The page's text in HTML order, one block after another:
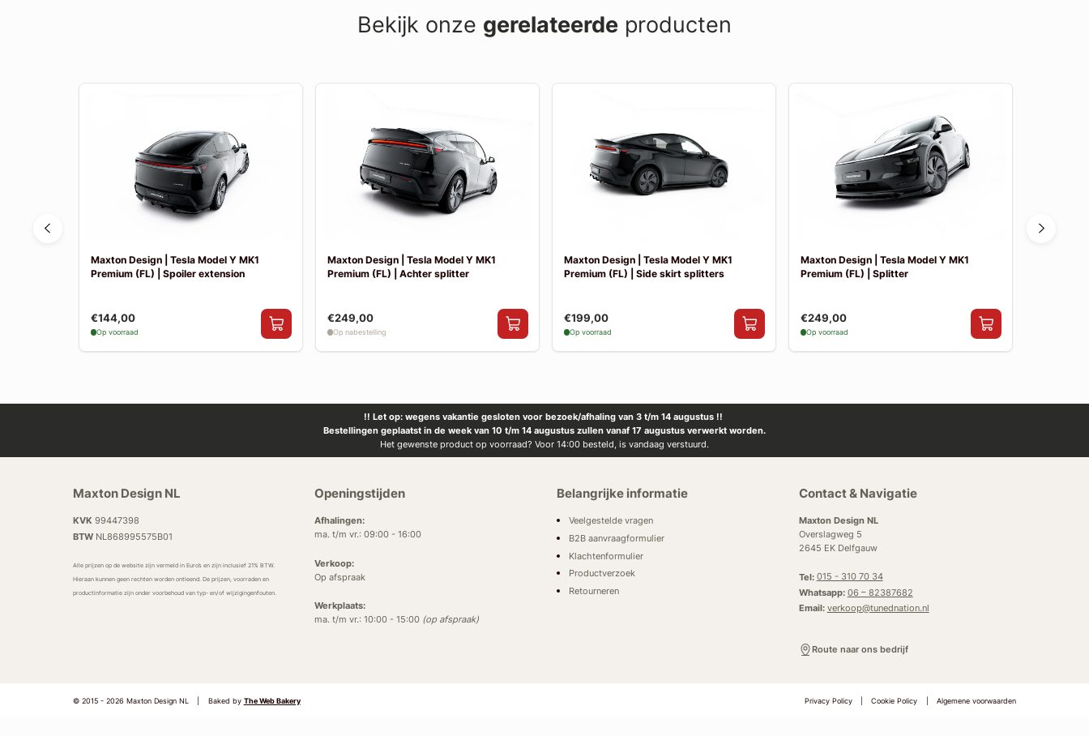
Bekijk onze gerelateerde producten
Maxton Design | Tesla Model Y MK1
Premium (FL) | Spoiler extension
€144,00
Op voorraad
Maxton Design | Tesla Model Y MK1
Premium (FL) | Achter splitter
€249,00
Op nabestelling
Maxton Design | Tesla Model Y MK1
Premium (FL) | Side skirt splitters
€199,00
Op voorraad
Maxton Design | Tesla Model Y MK1
Premium (FL) | Splitter
€249,00
Op voorraad
!! Let op: wegens vakantie gesloten voor bezoek/afhaling van 3 t/m 14 augustus !!
Bestellingen geplaatst in de week van 10 t/m 14 augustus zullen vanaf 17 augustus verwerkt worden.
Het gewenste product op voorraad? Voor 14:00 besteld, is vandaag verstuurd.
Maxton Design NL
KVK 99447398
BTWNL868995575B01
Alle prijzen op de website zijn vermeld in Euro’s en zijn inclusief 21% BTW.
Hieraan kunnen geen rechten worden ontleend. De prijzen, voorraden en
productinformatie zijn onder voorbehoud van typ- en/of wijzigingenfouten.
Openingstijden
Afhalingen:
ma. t/m vr.: 09:00 - 16:00
Verkoop:
Op afspraak
Werkplaats:
ma. t/m vr.: 10:00 - 15:00 (op afspraak)
Belangrijke informatie
Veelgestelde vragen
B2B aanvraagformulier
Klachtenformulier
Productverzoek
Retourneren
Contact & Navigatie
Maxton Design NL
Overslagweg 5
2645 EK Delfgauw
Tel: 015 - 310 70 34
Whatsapp: 06 – 82387682
Email: verkoop@tunednation.nl
Route naar ons bedrijf
© 2015 - 2026 Maxton Design NL Baked by The Web Bakery Privacy Policy Cookie Policy Algemene voorwaarden